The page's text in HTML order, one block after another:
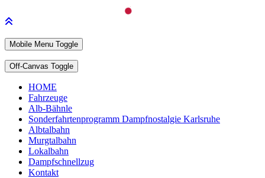
Mobile Menu Toggle
Off-Canvas Toggle
HOME
Fahrzeuge
Alb-Bähnle
Sonderfahrtenprogramm Dampfnostalgie Karlsruhe
Albtalbahn
Murgtalbahn
Lokalbahn
Dampfschnellzug
Kontakt